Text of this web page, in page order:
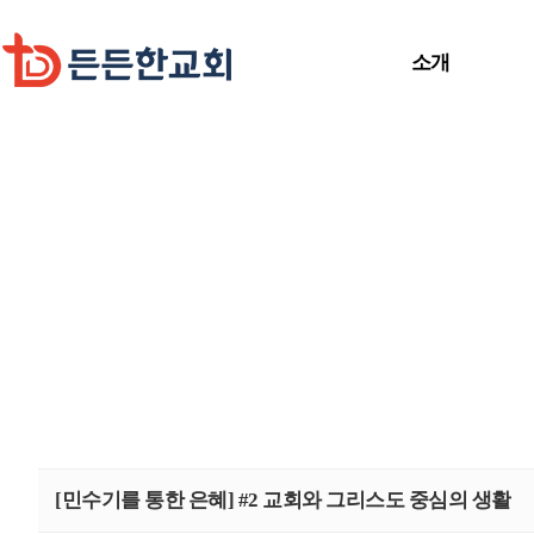
소개
[민수기를 통한 은혜] #2 교회와 그리스도 중심의 생활